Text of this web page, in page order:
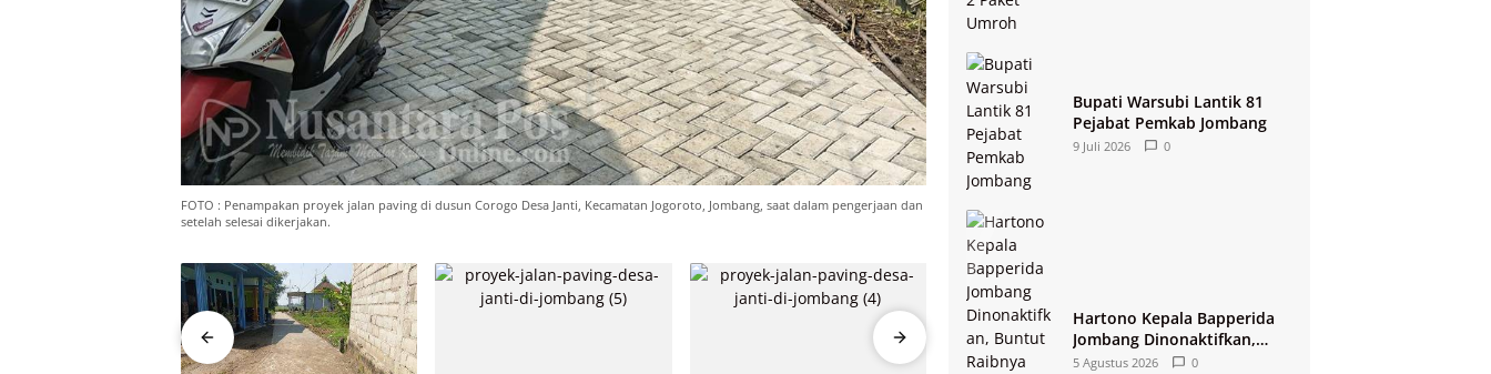
FOTO : Penampakan proyek jalan paving di dusun Corogo Desa Janti, Kecamatan Jogoroto, Jombang, saat dalam pengerjaan dan
setelah selesai dikerjakan.
Bupati Warsubi Lantik 81
Pejabat Pemkab Jombang
9 Juli 2026 0
Hartono Kepala Bapperida
Jombang Dinonaktifkan,
Buntut Raibnya Rp124 Miliar
5 Agustus 2026 0